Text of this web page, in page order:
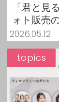
「君と見
ォト販売
2026.05.12
topics